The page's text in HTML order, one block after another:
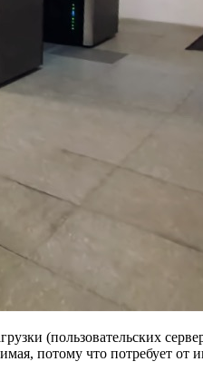
(пользовательских
потому что потребует от